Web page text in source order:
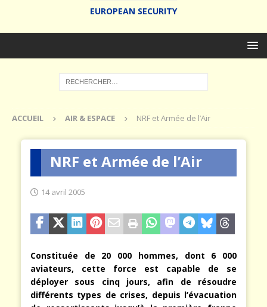
EUROPEAN SECURITY
ACCUEIL AIR & ESPACE NRF et Armée de l’Air
NRF et Armée de l’Air
14 avril 2005
Constituée de 20 000 hommes, dont 6 000
aviateurs, cette force est capable de se
déployer sous cinq jours, afin de résoudre
différents types de crises, depuis l’évacuation